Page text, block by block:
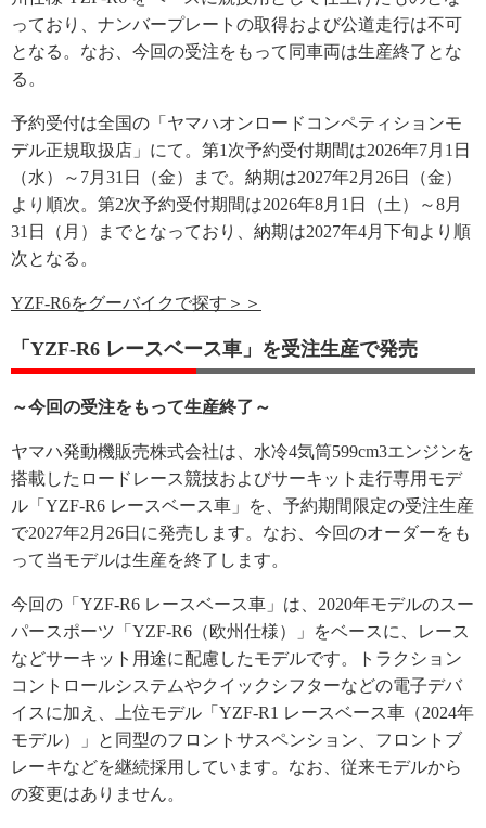
っており、ナンバープレートの取得および公道走行は不可
となる。なお、今回の受注をもって同車両は生産終了とな
る。
予約受付は全国の「ヤマハオンロードコンペティションモ
デル正規取扱店」にて。第1次予約受付期間は2026年7月1日
（水）～7月31日（金）まで。納期は2027年2月26日（金）
より順次。第2次予約受付期間は2026年8月1日（土）～8月
31日（月）までとなっており、納期は2027年4月下旬より順
次となる。
YZF-R6をグーバイクで探す＞＞
「YZF-R6 レースベース車」を受注生産で発売
～今回の受注をもって生産終了～
ヤマハ発動機販売株式会社は、水冷4気筒599cm3エンジンを
搭載したロードレース競技およびサーキット走行専用モデ
ル「YZF-R6 レースベース車」を、予約期間限定の受注生産
で2027年2月26日に発売します。なお、今回のオーダーをも
って当モデルは生産を終了します。
今回の「YZF-R6 レースベース車」は、2020年モデルのスー
パースポーツ「YZF-R6（欧州仕様）」をベースに、レース
などサーキット用途に配慮したモデルです。トラクション
コントロールシステムやクイックシフターなどの電子デバ
イスに加え、上位モデル「YZF-R1 レースベース車（2024年
モデル）」と同型のフロントサスペンション、フロントブ
レーキなどを継続採用しています。なお、従来モデルから
の変更はありません。